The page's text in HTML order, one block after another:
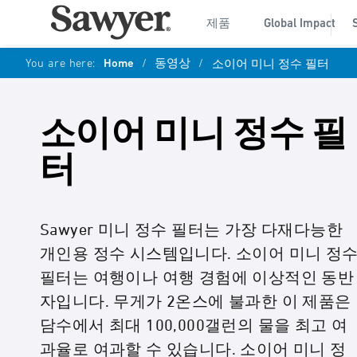
제품 Global Impact
You are here: Home / 동영상 / 소이어 미니 정수 필터
소이어 미니 정수 필
터
Sawyer 미니 정수 필터는 가장 다재다능한
개인용 정수 시스템입니다. 소이어 미니 정수
필터는 여행이나 여행 경험에 이상적인 동반
자입니다. 무게가 2온스에 불과한 이 제품은
담수에서 최대 100,000갤런의 물을 최고 여
과율로 여과할 수 있습니다. 소이어 미니 정